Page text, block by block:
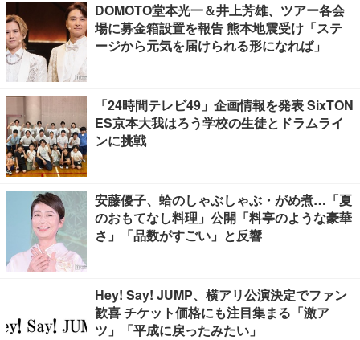
DOMOTO堂本光一＆井上芳雄、ツアー各会
場に募金箱設置を報告 熊本地震受け「ステ
ージから元気を届けられる形になれば」
「24時間テレビ49」企画情報を発表 SixTON
ES京本大我はろう学校の生徒とドラムライ
ンに挑戦
安藤優子、蛤のしゃぶしゃぶ・がめ煮…「夏
のおもてなし料理」公開「料亭のような豪華
さ」「品数がすごい」と反響
Hey! Say! JUMP、横アリ公演決定でファン
歓喜 チケット価格にも注目集まる「激ア
ツ」「平成に戻ったみたい」